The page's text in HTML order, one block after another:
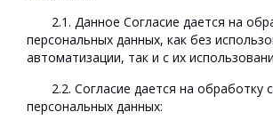
2.1. Данное Согласие дается на
персональных данных, как без
автоматизации, так и с их
2.2. Согласие дается на обработку
персональных данных: